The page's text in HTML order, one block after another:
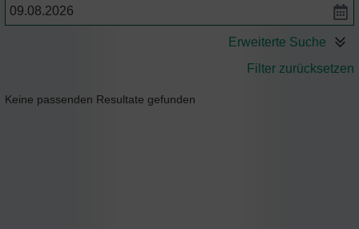
Datum
Erweiterte Suche
Filter zurücksetzen
Keine passenden Resultate gefunden